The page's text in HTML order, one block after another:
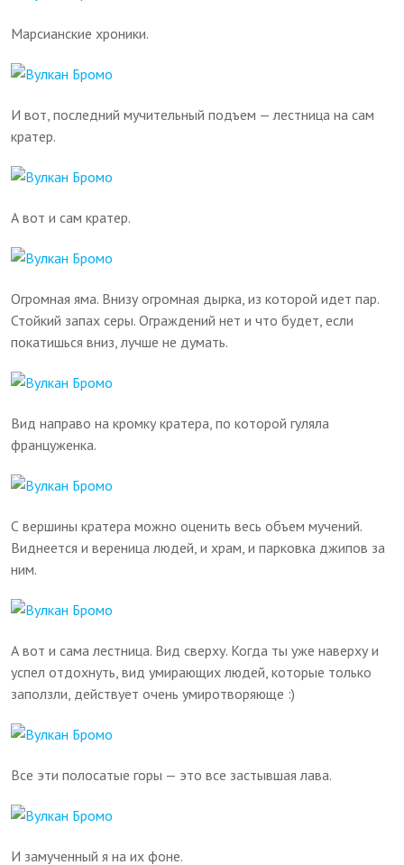
Марсианские хроники.
И вот, последний мучительный подъем — лестница на сам
кратер.
А вот и сам кратер.
Огромная яма. Внизу огромная дырка, из которой идет пар.
Стойкий запах серы. Ограждений нет и что будет, если
покатишься вниз, лучше не думать.
Вид направо на кромку кратера, по которой гуляла
француженка.
С вершины кратера можно оценить весь объем мучений.
Виднеется и вереница людей, и храм, и парковка джипов за
ним.
А вот и сама лестница. Вид сверху. Когда ты уже наверху и
успел отдохнуть, вид умирающих людей, которые только
заползли, действует очень умиротворяюще :)
Все эти полосатые горы — это все застывшая лава.
И замученный я на их фоне.